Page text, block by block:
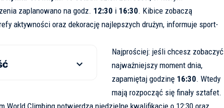
zaplanowano na godz. 12:30 i 16:30. Kibice zobaczą
aktywności oraz dekorację najlepszych drużyn, informuje sport-
Najprościej: jeśli chcesz zobaczyć
najważniejszy moment dnia,
zapamiętaj godzinę 16:30. Wtedy
mają rozpocząć się finały sztafet.
World Climbing potwierdza niedzielne kwalifikacje o 12:30 oraz